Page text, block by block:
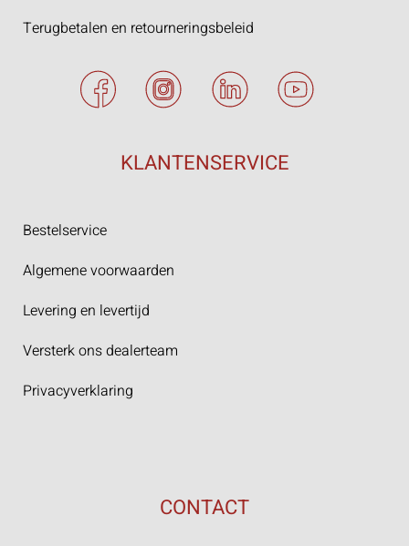
Terugbetalen en retourneringsbeleid
KLANTENSERVICE
Bestelservice
Algemene voorwaarden
Levering en levertijd
Versterk ons dealerteam
Privacyverklaring
CONTACT